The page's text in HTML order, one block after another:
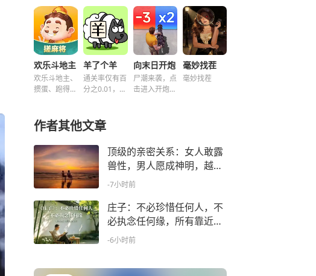
欢乐斗地主
欢乐斗地主、
掼蛋、跑得
羊了个羊
通关率仅有百
分之0.01，快
向末日开炮
尸潮来袭，点
击进入开炮宇
毫妙找茬
毫妙找茬
作者其他文章
顶级的亲密关系：女人敢露
兽性，男人愿成神明，越爱
越高级
-7小时前
庄子：不必珍惜任何人，不
必执念任何缘，所有靠近，
皆为自渡
-6小时前